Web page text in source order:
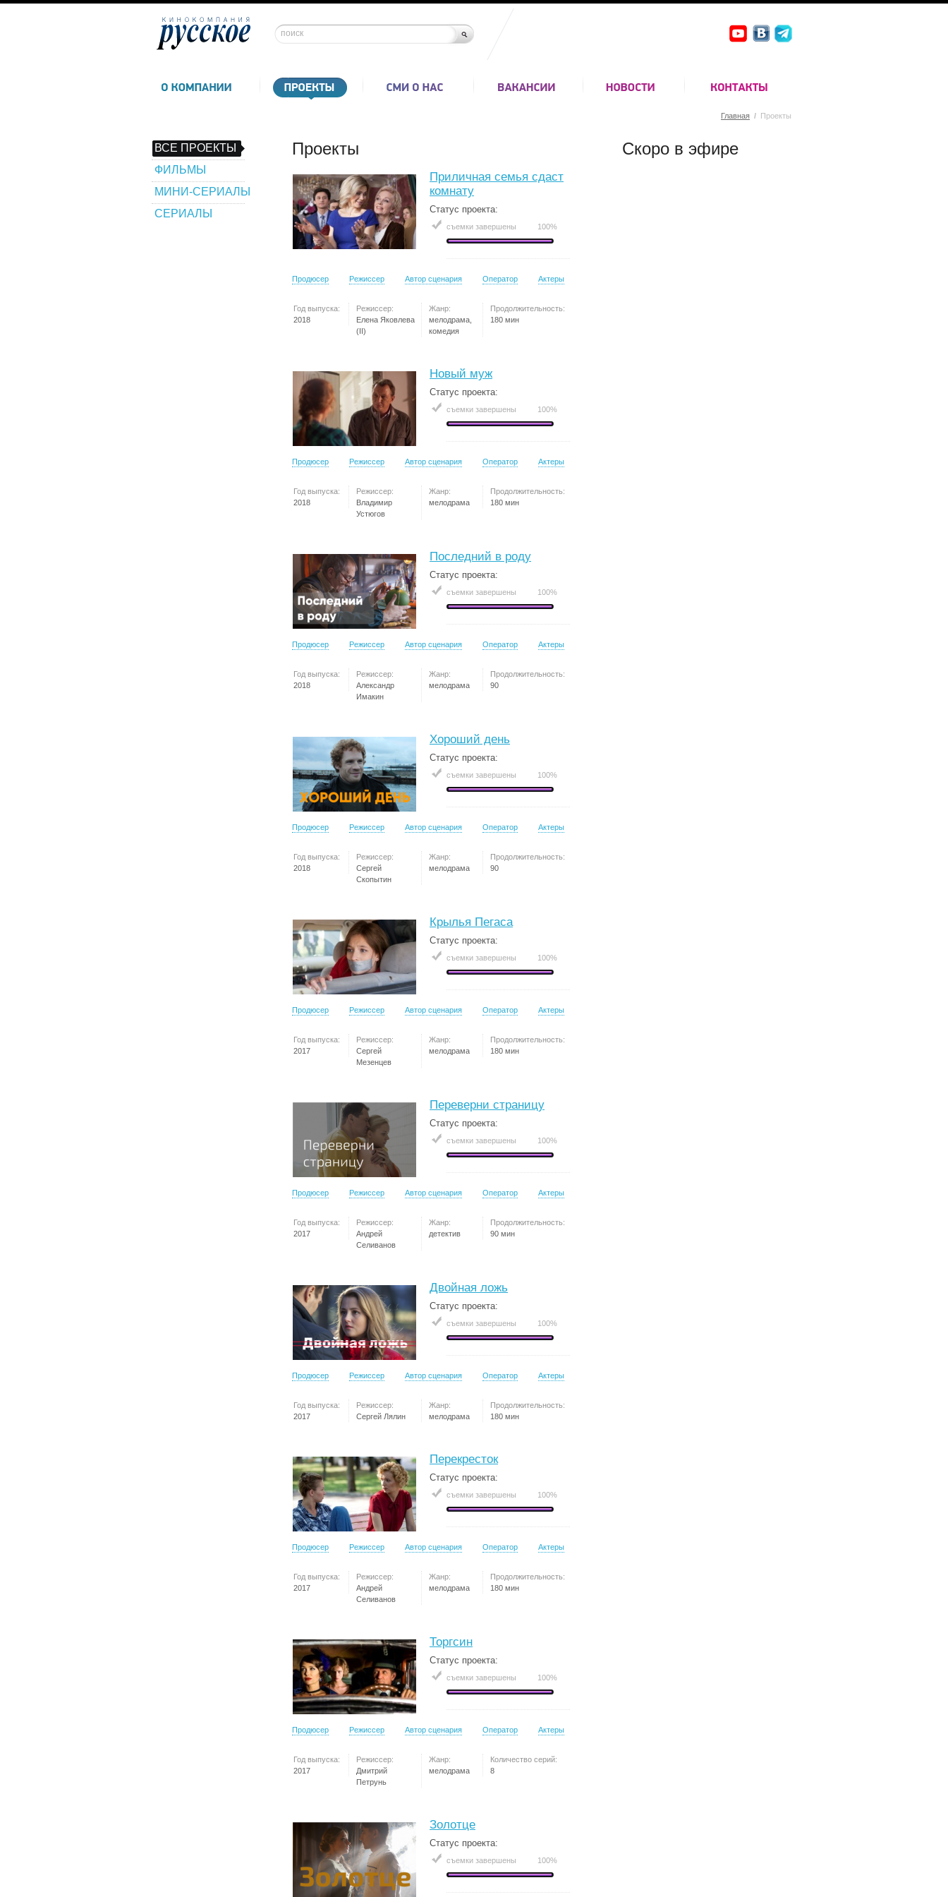
Главная / Проекты
ВСЕ ПРОЕКТЫ
ФИЛЬМЫ
МИНИ-СЕРИАЛЫ
СЕРИАЛЫ
Проекты
Приличная семья сдаст
комнату
Статус проекта:
съемки завершены 100%
Продюсер Режиссер Автор сценария Оператор Актеры
Год выпуска:
2018
Режиссер:
Елена Яковлева
(II)
Жанр:
мелодрама,
комедия
Продолжительность:
180 мин
Новый муж
Статус проекта:
съемки завершены 100%
Продюсер Режиссер Автор сценария Оператор Актеры
Год выпуска:
2018
Режиссер:
Владимир
Устюгов
Жанр:
мелодрама
Продолжительность:
180 мин
Последний в роду
Статус проекта:
съемки завершены 100%
Продюсер Режиссер Автор сценария Оператор Актеры
Год выпуска:
2018
Режиссер:
Александр
Имакин
Жанр:
мелодрама
Продолжительность:
90
Хороший день
Статус проекта:
съемки завершены 100%
Продюсер Режиссер Автор сценария Оператор Актеры
Год выпуска:
2018
Режиссер:
Сергей
Скопытин
Жанр:
мелодрама
Продолжительность:
90
Крылья Пегаса
Статус проекта:
съемки завершены 100%
Продюсер Режиссер Автор сценария Оператор Актеры
Год выпуска:
2017
Режиссер:
Сергей
Мезенцев
Жанр:
мелодрама
Продолжительность:
180 мин
Переверни страницу
Статус проекта:
съемки завершены 100%
Продюсер Режиссер Автор сценария Оператор Актеры
Год выпуска:
2017
Режиссер:
Андрей
Селиванов
Жанр:
детектив
Продолжительность:
90 мин
Двойная ложь
Статус проекта:
съемки завершены 100%
Продюсер Режиссер Автор сценария Оператор Актеры
Год выпуска:
2017
Режиссер:
Сергей Лялин
Жанр:
мелодрама
Продолжительность:
180 мин
Перекресток
Статус проекта:
съемки завершены 100%
Продюсер Режиссер Автор сценария Оператор Актеры
Год выпуска:
2017
Режиссер:
Андрей
Селиванов
Жанр:
мелодрама
Продолжительность:
180 мин
Торгсин
Статус проекта:
съемки завершены 100%
Продюсер Режиссер Автор сценария Оператор Актеры
Год выпуска:
2017
Режиссер:
Дмитрий
Петрунь
Жанр:
мелодрама
Количество серий:
8
Золотце
Статус проекта:
съемки завершены 100%
Скоро в эфире